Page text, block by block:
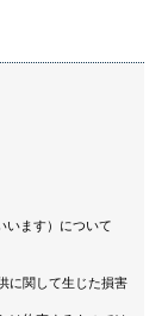
います）について
に関して生じた損害